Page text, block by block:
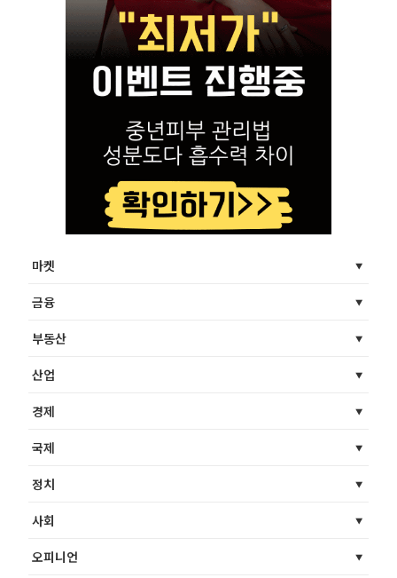
마켓
금융
부동산
산업
경제
국제
정치
사회
오피니언